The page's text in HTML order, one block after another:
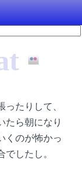
たりして、
たら朝になり
くのが怖かっ
したし。